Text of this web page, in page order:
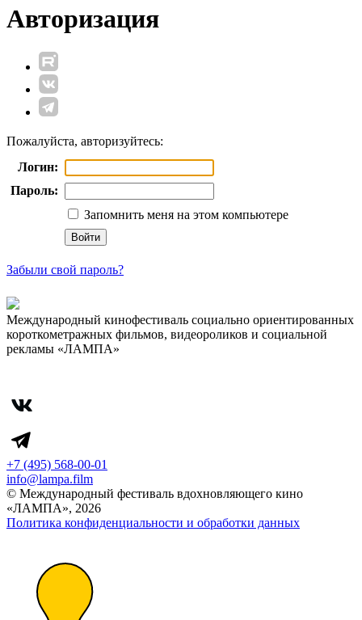
Авторизация
Пожалуйста, авторизуйтесь:
Логин:
Пароль:
Запомнить меня на этом компьютере
Забыли свой пароль?
Международный кинофестиваль социально ориентированных
короткометражных фильмов, видеороликов и социальной
рекламы «ЛАМПА»
+7 (495) 568-00-01
info@lampa.film
© Международный фестиваль вдохновляющего кино
«ЛАМПА», 2026
Политика конфиденциальности и обработки данных